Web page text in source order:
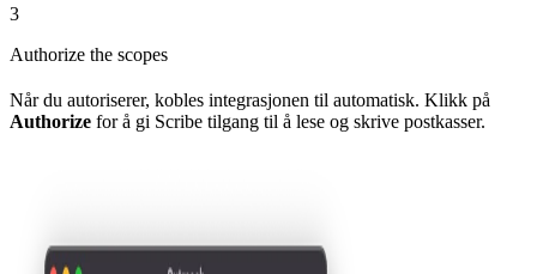
3
Authorize the scopes
Når du autoriserer, kobles integrasjonen til automatisk. Klikk på
Authorize for å gi Scribe tilgang til å lese og skrive postkasser.